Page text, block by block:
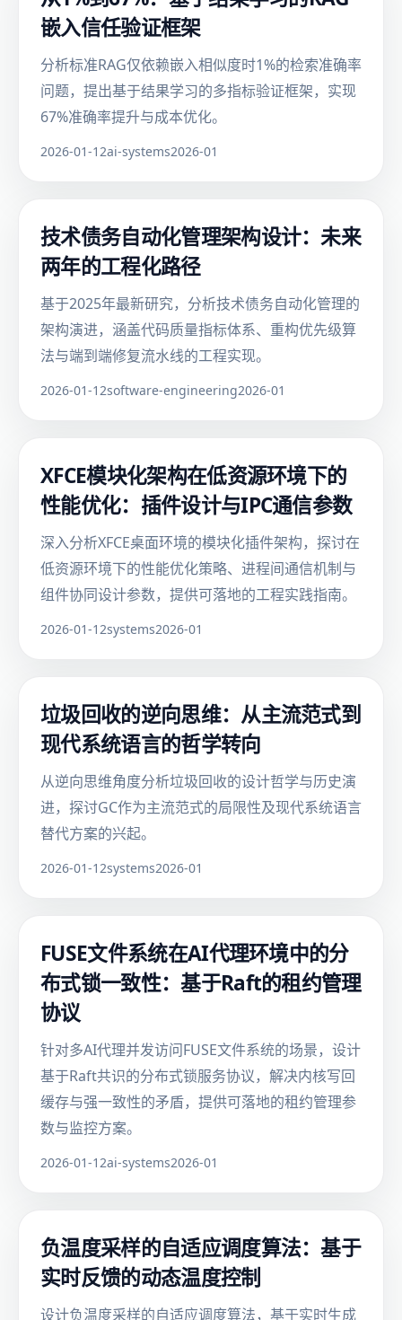
嵌入信任验证框架
分析标准RAG仅依赖嵌入相似度时1%的检索准确率
问题，提出基于结果学习的多指标验证框架，实现
67%准确率提升与成本优化。
2026-01-12ai-systems2026-01
技术债务自动化管理架构设计：未来
两年的工程化路径
基于2025年最新研究，分析技术债务自动化管理的
架构演进，涵盖代码质量指标体系、重构优先级算
法与端到端修复流水线的工程实现。
2026-01-12software-engineering2026-01
XFCE模块化架构在低资源环境下的
性能优化：插件设计与IPC通信参数
深入分析XFCE桌面环境的模块化插件架构，探讨在
低资源环境下的性能优化策略、进程间通信机制与
组件协同设计参数，提供可落地的工程实践指南。
2026-01-12systems2026-01
垃圾回收的逆向思维：从主流范式到
现代系统语言的哲学转向
从逆向思维角度分析垃圾回收的设计哲学与历史演
进，探讨GC作为主流范式的局限性及现代系统语言
替代方案的兴起。
2026-01-12systems2026-01
FUSE文件系统在AI代理环境中的分
布式锁一致性：基于Raft的租约管理
协议
针对多AI代理并发访问FUSE文件系统的场景，设计
基于Raft共识的分布式锁服务协议，解决内核写回
缓存与强一致性的矛盾，提供可落地的租约管理参
数与监控方案。
2026-01-12ai-systems2026-01
负温度采样的自适应调度算法：基于
实时反馈的动态温度控制
设计负温度采样的自适应调度算法，基于实时生成